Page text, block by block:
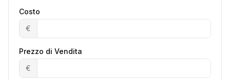
Costo
€
Prezzo di Vendita
€